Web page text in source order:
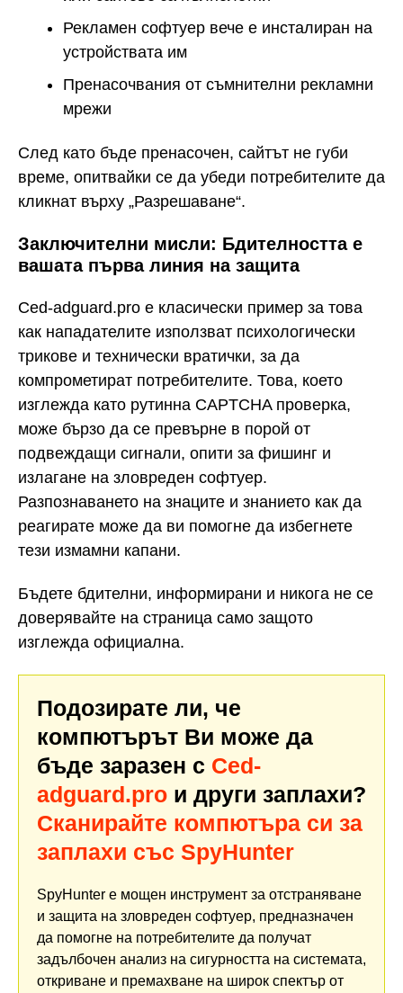
Рекламен софтуер вече е инсталиран на
устройствата им
Пренасочвания от съмнителни рекламни
мрежи
След като бъде пренасочен, сайтът не губи
време, опитвайки се да убеди потребителите да
кликнат върху „Разрешаване“.
Заключителни мисли: Бдителността е
вашата първа линия на защита
Ced-adguard.pro е класически пример за това
как нападателите използват психологически
трикове и технически вратички, за да
компрометират потребителите. Това, което
изглежда като рутинна CAPTCHA проверка,
може бързо да се превърне в порой от
подвеждащи сигнали, опити за фишинг и
излагане на зловреден софтуер.
Разпознаването на знаците и знанието как да
реагирате може да ви помогне да избегнете
тези измамни капани.
Бъдете бдителни, информирани и никога не се
доверявайте на страница само защото
изглежда официална.
Подозирате ли, че
компютърът Ви може да
бъде заразен с Ced-
adguard.pro и други заплахи?
Сканирайте компютъра си за
заплахи със SpyHunter
SpyHunter е мощен инструмент за отстраняване
и защита на зловреден софтуер, предназначен
да помогне на потребителите да получат
задълбочен анализ на сигурността на системата,
откриване и премахване на широк спектър от